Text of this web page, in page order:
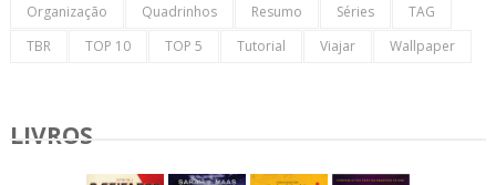
Organização
Quadrinhos Resumo Séries
TAG
TBR
TOP 10 TOP 5 Tutorial Viajar Wallpaper
LIVROS